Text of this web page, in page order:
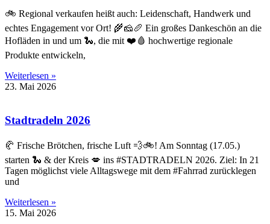
🚲 Regional verkaufen heißt auch: Leidenschaft, Handwerk und
echtes Engagement vor Ort! 🌾🧀🥖 Ein großes Dankeschön an die
Hofläden in und um 🐍, die mit ❤️🩸 hochwertige regionale
Produkte entwickeln,
Weiterlesen »
23. Mai 2026
Stadtradeln 2026
🥐 Frische Brötchen, frische Luft 💨🚲! Am Sonntag (17.05.)
starten 🐍 & der Kreis 💋 ins #STADTRADELN 2026. Ziel: In 21
Tagen möglichst viele Alltagswege mit dem #Fahrrad zurücklegen
und
Weiterlesen »
15. Mai 2026